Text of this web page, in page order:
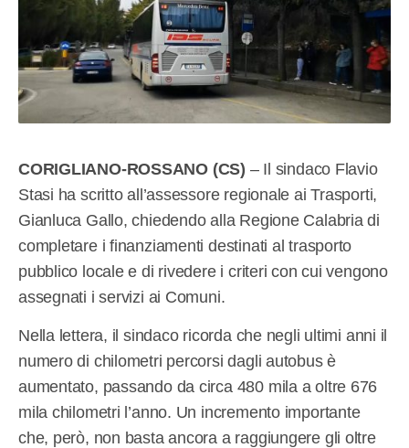
CORIGLIANO-ROSSANO (CS) – Il sindaco Flavio
Stasi ha scritto all’assessore regionale ai Trasporti,
Gianluca Gallo, chiedendo alla Regione Calabria di
completare i finanziamenti destinati al trasporto
pubblico locale e di rivedere i criteri con cui vengono
assegnati i servizi ai Comuni.
Nella lettera, il sindaco ricorda che negli ultimi anni il
numero di chilometri percorsi dagli autobus è
aumentato, passando da circa 480 mila a oltre 676
mila chilometri l’anno. Un incremento importante
che, però, non basta ancora a raggiungere gli oltre